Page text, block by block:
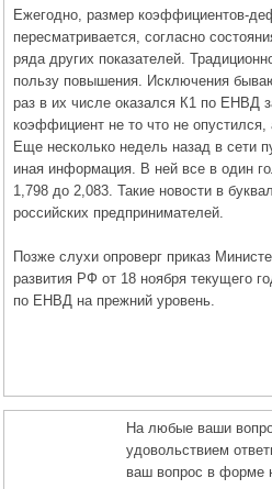
Ежегодно, размер коэффициентов-
пересматривается, согласно
ряда других показателей.
пользу повышения. Исключения
раз в их числе оказался К1 по ЕНВД
коэффициент не то что не
Еще несколько недель назад в сети
иная информация. В ней все в один
1,798 до 2,083. Такие новости в
российских предпринимателей.
Позже слухи опроверг приказ
развития РФ от 18 ноября текущего
по ЕНВД на прежний уровень.
На любые ваши
удовольствием
ваш вопрос в форме